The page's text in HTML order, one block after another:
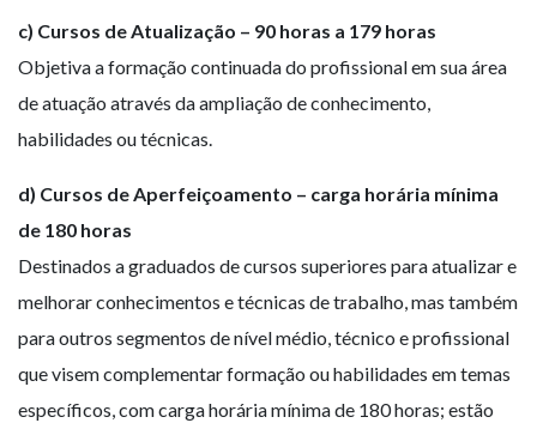
c) Cursos de Atualização – 90 horas a 179 horas
Objetiva a formação continuada do profissional em sua área
de atuação através da ampliação de conhecimento,
habilidades ou técnicas.
d) Cursos de Aperfeiçoamento – carga horária mínima
de 180 horas
Destinados a graduados de cursos superiores para atualizar e
melhorar conhecimentos e técnicas de trabalho, mas também
para outros segmentos de nível médio, técnico e profissional
que visem complementar formação ou habilidades em temas
específicos, com carga horária mínima de 180 horas; estão